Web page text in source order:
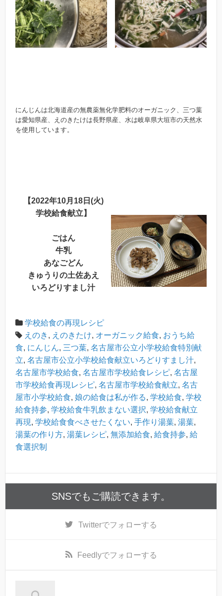
にんじんは北海道産の無農薬無化学肥料のオーガニック、三つ葉
は愛知県産、えのきたけは長野県産、水は岐阜県大垣市の天然水
を使用しています。
【2022年10月18日(火)
学校給食献立】
ごはん
牛乳
あなごどん
きゅうりの土佐あえ
いろどりすまし汁
学校給食の再現レシピ
えのき , えのきたけ, オーガニック給食, おうち給
食, にんじん, 三つ葉, 名古屋市公立小学校給食特別献
立, 名古屋市公立小学校給食献立いろどりすまし汁,
名古屋市学校給食, 名古屋市学校給食レシピ, 名古屋
市学校給食再現レシピ, 名古屋市学校給食献立, 名古
屋市小学校給食, 娘の給食は私が作る, 学校給食, 学校
給食持参, 学校給食牛乳飲まない選択, 学校給食献立
再現, 学校給食食べさせたくない, 手作り湯葉, 湯葉,
湯葉の作り方, 湯葉レシピ, 無添加給食, 給食持参, 給
食選択制
SNSでもご購読できます。
Twitterでフォローする
Feedlyでフォローする